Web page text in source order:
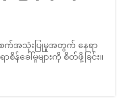
းစက်အသုံးပြုမှုအတွက် နေရာ
န်ခေါ်မှုများကို စိတ်ဖို့ခြင်း။
ားကို မှန်းဆ၍မရခြင်းသည်
က်ရောက်မှုရှိခြင်း။ အခြေခံ
ညီမှုများကိုနားလည်ခြင်း